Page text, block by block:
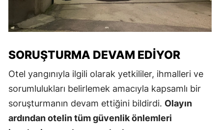
SORUŞTURMA DEVAM EDIYOR
Otel yangınıyla ilgili olarak yetkililer, ihmalleri ve
sorumlulukları belirlemek amacıyla kapsamlı bir
soruşturmanın devam ettiğini bildirdi. Olayın
ardından otelin tüm güvenlik önlemleri